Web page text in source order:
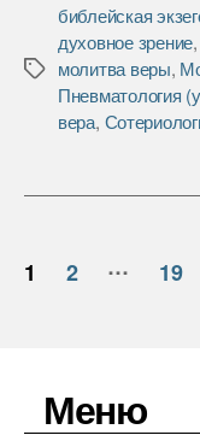
e
b
o
o
k
t
t
e
r
р
а
в
и
т
Метки
библейская
духовное зрение,
молитва веры,
Пневматология
вера,
Пагинация
1 2 … 19
Меню